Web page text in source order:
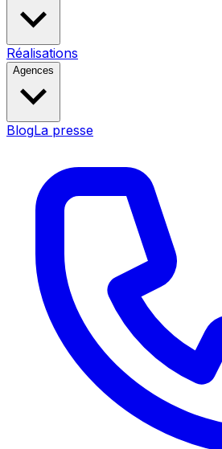
Réalisations
Agences
BlogLa presse